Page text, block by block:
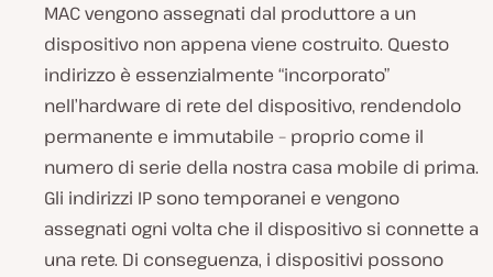
MAC vengono assegnati dal produttore a un
dispositivo non appena viene costruito. Questo
indirizzo è essenzialmente “incorporato”
nell’hardware di rete del dispositivo, rendendolo
permanente e immutabile – proprio come il
numero di serie della nostra casa mobile di prima.
Gli indirizzi IP sono temporanei e vengono
assegnati ogni volta che il dispositivo si connette a
una rete. Di conseguenza, i dispositivi possono